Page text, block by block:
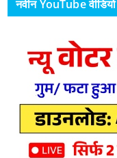
नवीन YouTube वीडियो